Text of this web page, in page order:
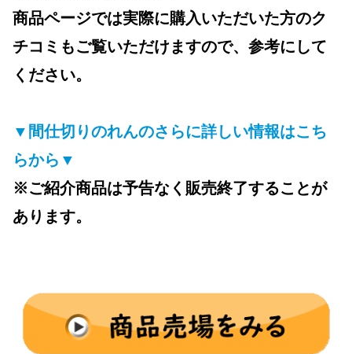
商品ページでは実際に購入いただいた方のク
チコミもご覧いただけますので、参考にして
ください。
▼間仕切りのれんのさらに詳しい情報はこち
らから▼
※ご紹介商品は予告なく販売終了することが
あります。